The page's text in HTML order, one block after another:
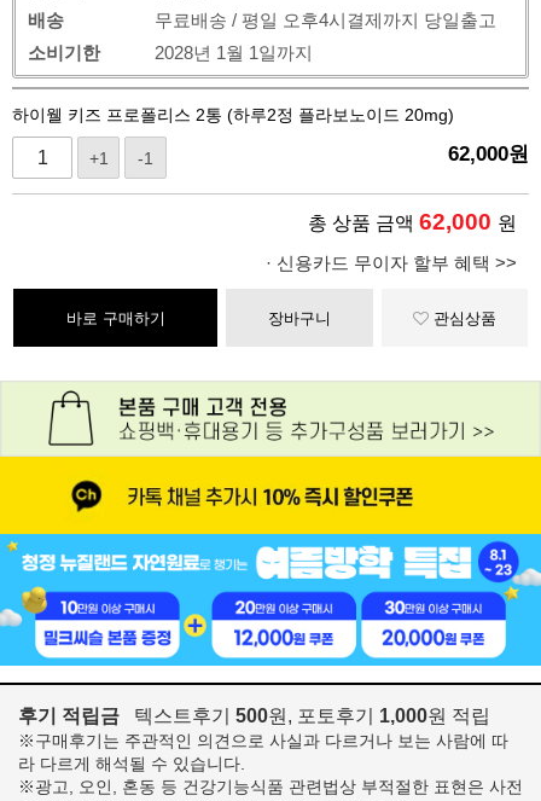
배송
무료배송 / 평일 오후4시결제까지 당일출고
소비기한
2028년 1월 1일까지
하이웰 키즈 프로폴리스 2통 (하루2정 플라보노이드 20mg)
+1 -1 62,000원
총 상품 금액 62,000 원
· 신용카드 무이자 할부 혜택 >>
바로 구매하기 장바구니 관심상품
후기 적립금 텍스트후기 500원, 포토후기 1,000원 적립
※구매후기는 주관적인 의견으로 사실과 다르거나 보는 사람에 따
라 다르게 해석될 수 있습니다.
※광고, 오인, 혼동 등 건강기능식품 관련법상 부적절한 표현은 사전